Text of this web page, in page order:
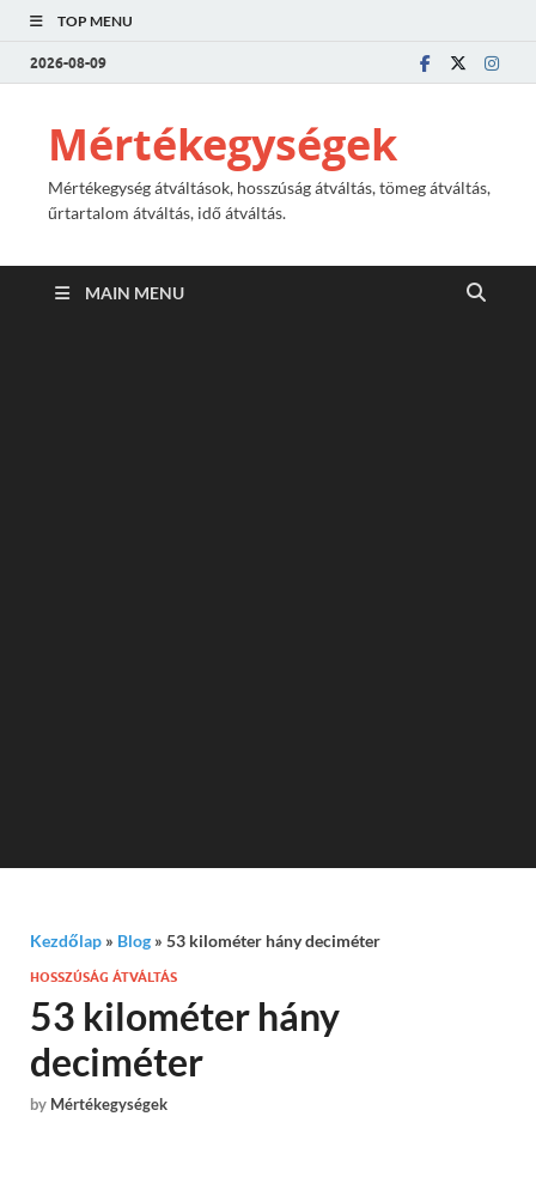
TOP MENU
2026-08-09
Mértékegységek
Mértékegység átváltások, hosszúság átváltás, tömeg átváltás,
űrtartalom átváltás, idő átváltás.
MAIN MENU
Kezdőlap » Blog » 53 kilométer hány deciméter
HOSSZÚSÁG ÁTVÁLTÁS
53 kilométer hány
deciméter
by Mértékegységek